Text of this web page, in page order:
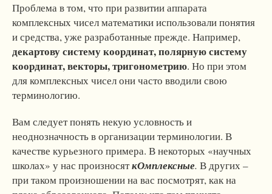
Проблема в том, что при развитии аппарата
комплексных чисел математики использовали понятия
и средства, уже разработанные прежде. Например,
декартову систему координат, полярную систему
координат, векторы, тригонометрию. Но при этом
для комплексных чисел они часто вводили свою
терминологию.
Вам следует понять некую условность и
неоднозначность в организации терминологии. В
качестве курьезного примера. В некоторых «научных
школах» у нас произносяткОмплексные. В других –
при таком произношении на вас посмотрят, как на